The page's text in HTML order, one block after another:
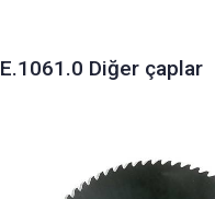
E.1061.0 Diğer çaplar